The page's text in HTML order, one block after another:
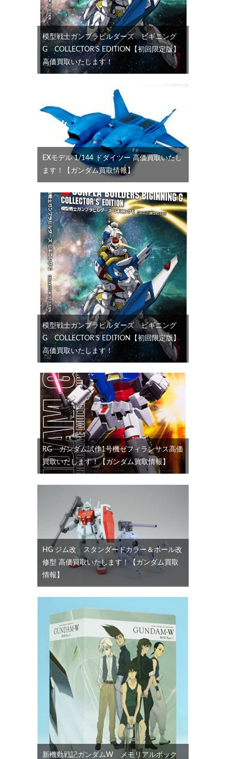
模型戦士ガンプラビルダーズ ビギニング
G COLLECTOR’S EDITION【初回限定版】
高価買取いたします！
EXモデル 1/144 ドダイツー 高価買取いたし
ます！【ガンダム買取情報】
模型戦士ガンプラビルダーズ ビギニング
G COLLECTOR’S EDITION【初回限定版】
高価買取いたします！
RG ガンダム試作1号機ゼフィランサス高価
買取いたします！【ガンダム買取情報】
HG ジム改 スタンダードカラー＆ボール改
修型 高価買取いたします！【ガンダム買取
情報】
新機動戦記ガンダムW メモリアルボック